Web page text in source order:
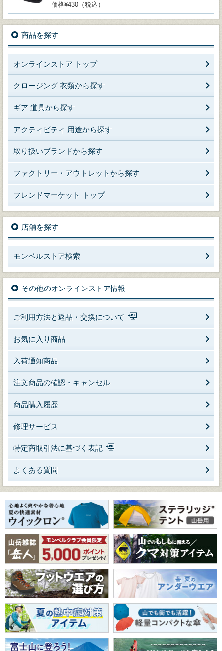
価格¥430（税込）
商品を探す
オンラインストア トップ
クロージング 衣類から探す
ギア 道具から探す
アクティビティ 用途から探す
取り扱いブランドから探す
ファクトリー・アウトレットから探す
フレンドマーケット トップ
店舗を探す
モンベルストア検索
その他のオンラインストア情報
ご利用方法と返品・交換について
お気に入り商品
入荷通知商品
注文商品の確認・キャンセル
商品購入履歴
修理サービス
特定商取引法に基づく表記
よくある質問